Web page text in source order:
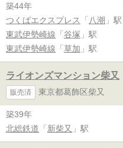
築44年
つくばエクスプレス
「 八潮 」駅
東武伊勢崎線 「 谷塚 」駅
東武伊勢崎線 「 草加 」駅
ライオンズマンション柴又
販売済 東京都葛飾区柴又
築39年
北総鉄道 「 新柴又 」駅